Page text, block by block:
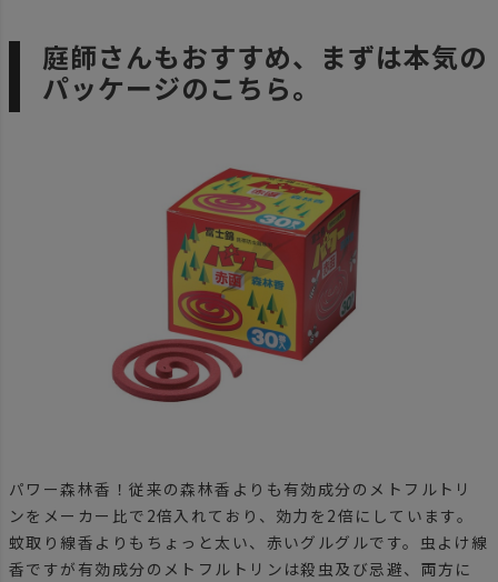
庭師さんもおすすめ、まずは本気の
パッケージのこちら。
パワー森林香！従来の森林香よりも有効成分のメトフルトリ
ンをメーカー比で2倍入れており、効力を2倍にしています。
蚊取り線香よりもちょっと太い、赤いグルグルです。虫よけ線
香ですが有効成分のメトフルトリンは殺虫及び忌避、両方に